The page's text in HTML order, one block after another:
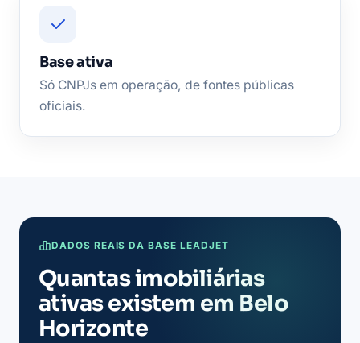
Base ativa
Só CNPJs em operação, de fontes públicas
oficiais.
DADOS REAIS DA BASE LEADJET
Quantas imobiliárias
ativas existem em Belo
Horizonte